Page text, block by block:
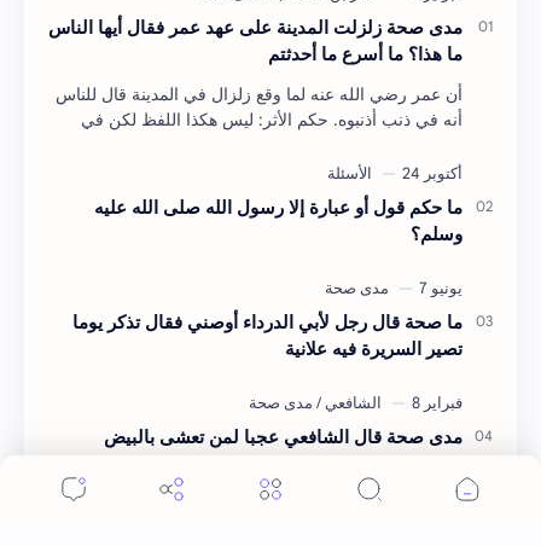
مدى صحة زلزلت المدينة على عهد عمر فقال أيها الناس
ما هذا؟ ما أسرع ما أحدثتم
أن عمر رضي الله عنه لما وقع زلزال في المدينة قال للناس
أنه في ذنب أذنبوه. حكم الأثر: ليس هكذا اللفظ لكن في
ما حكم قول أو عبارة إلا رسول الله صلى الله عليه
وسلم؟
ما صحة قال رجل لأبي الدرداء أوصني فقال تذكر يوما
تصير السريرة فيه علانية
مدى صحة قال الشافعي عجبا لمن تعشى بالبيض
المسلوق فنام عليه كيف لا يموت